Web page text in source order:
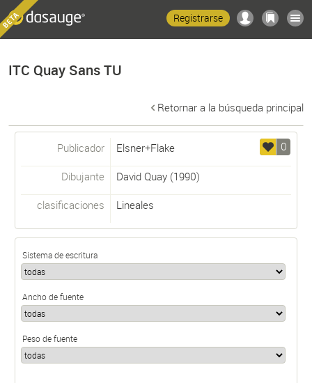
Registrarse
ITC Quay Sans TU
Retornar a la búsqueda principal
0
Publicador Elsner+Flake
Dibujante David Quay(1990)
clasificaciones Lineales
Sistema de escritura
Ancho de fuente
Peso de fuente